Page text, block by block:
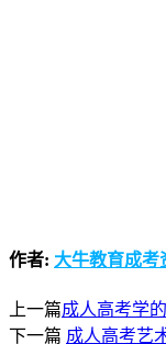
作者: 大牛教育成考
上一篇成人高考学
下一篇 成人高考艺